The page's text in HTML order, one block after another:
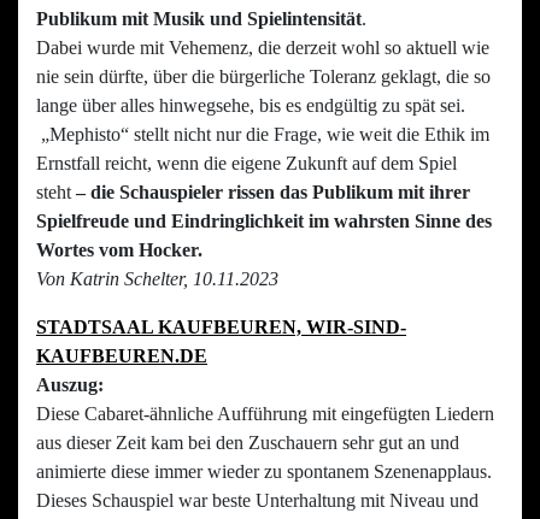
Publikum mit Musik und Spielintensität.
Dabei wurde mit Vehemenz, die derzeit wohl so aktuell wie
nie sein dürfte, über die bürgerliche Toleranz geklagt, die so
lange über alles hinwegsehe, bis es endgültig zu spät sei.
„Mephisto“ stellt nicht nur die Frage, wie weit die Ethik im
Ernstfall reicht, wenn die eigene Zukunft auf dem Spiel
steht– die Schauspieler rissen das Publikum mit ihrer
Spielfreude und Eindringlichkeit im wahrsten Sinne des
Wortes vom Hocker.
Von Katrin Schelter, 10.11.2023
STADTSAAL KAUFBEUREN, WIR-SIND-
KAUFBEUREN.DE
Auszug:
Diese Cabaret-ähnliche Aufführung mit eingefügten Liedern
aus dieser Zeit kam bei den Zuschauern sehr gut an und
animierte diese immer wieder zu spontanem Szenenapplaus.
Dieses Schauspiel war beste Unterhaltung mit Niveau und